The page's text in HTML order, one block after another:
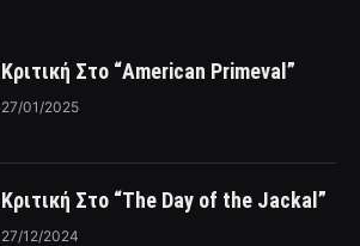
Κριτική Στο “American Primeval”
27/01/2025
Κριτική Στο “The Day of the Jackal”
27/12/2024